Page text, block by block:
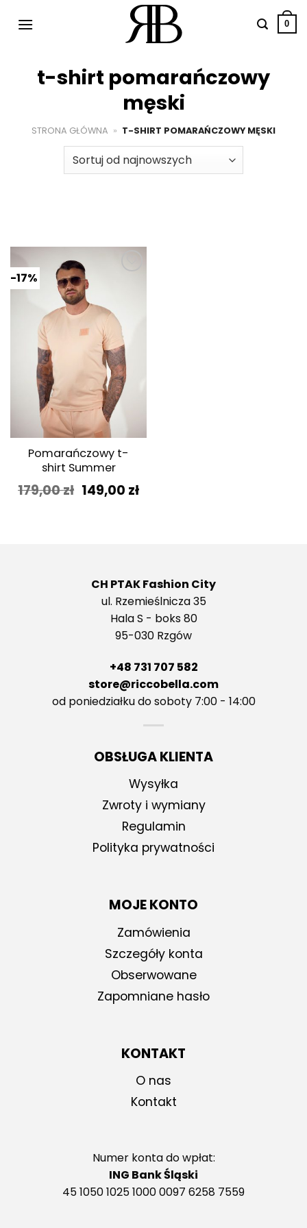
0
t-shirt pomarańczowy
męski
STRONA GŁÓWNA » T-SHIRT POMARAŃCZOWY MĘSKI
-17%
Pomarańczowy t-
shirt Summer
179,00zł Pierwotna
cena
149,00 złAktualna
CH PTAK Fashion City
ul. Rzemieślnicza 35
Hala S - boks 80
95-030 Rzgów
+48 731 707 582
store@riccobella.com
od poniedziałku do soboty 7:00 - 14:00
OBSŁUGA KLIENTA
Wysyłka
Zwroty i wymiany
Regulamin
Polityka prywatności
MOJE KONTO
Zamówienia
Szczegóły konta
Obserwowane
Zapomniane hasło
KONTAKT
O nas
Kontakt
Numer konta do wpłat:
ING Bank Śląski
45 1050 1025 1000 0097 6258 7559